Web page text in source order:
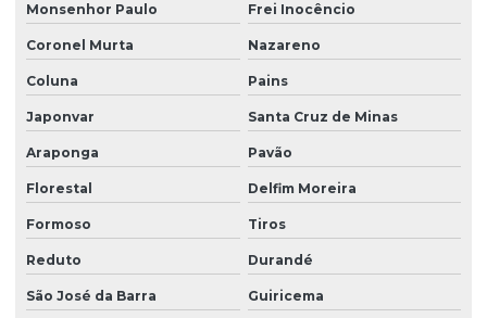
Monsenhor Paulo Frei Inocêncio
Coronel Murta Nazareno
Coluna Pains
Japonvar Santa Cruz de Minas
Araponga Pavão
Florestal Delfim Moreira
Formoso Tiros
Reduto Durandé
São José da Barra Guiricema